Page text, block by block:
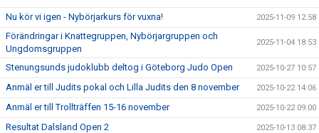
Nu kör vi igen - Nybörjarkurs för vuxna! 2025-11-09 12:58
Förändringar i Knattegruppen, Nybörjargruppen och
Ungdomsgruppen
2025-11-04 18:53
Stenungsunds judoklubb deltog i Göteborg Judo Open 2025-10-27 10:57
Anmäl er till Judits pokal och Lilla Judits den 8 november 2025-10-22 14:06
Anmäl er till Trollträffen 15-16 november 2025-10-22 09:00
Resultat Dalsland Open 2 2025-10-13 08:37